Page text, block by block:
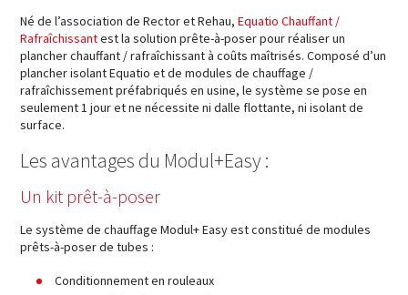
Né de l’association de Rector et Rehau, Equatio Chauffant /
Rafraîchissantest la solution prête-à-poser pour réaliser un
plancher chauffant / rafraîchissant à coûts maîtrisés. Composé d’un
plancher isolant Equatio et de modules de chauffage /
rafraîchissement préfabriqués en usine, le système se pose en
seulement 1 jour et ne nécessite ni dalle flottante, ni isolant de
surface.
Les avantages du Modul+Easy :
Un kit prêt-à-poser
Le système de chauffage Modul+ Easy est constitué de modules
prêts-à-poser de tubes :
Conditionnement en rouleaux